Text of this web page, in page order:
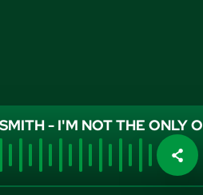
- I'M NOT THE ONLY